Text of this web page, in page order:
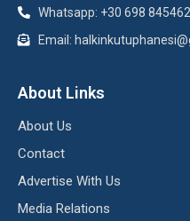
Whatsapp: +30 698
Email:
About Links
About Us
Contact
Advertise With Us
Media Relations